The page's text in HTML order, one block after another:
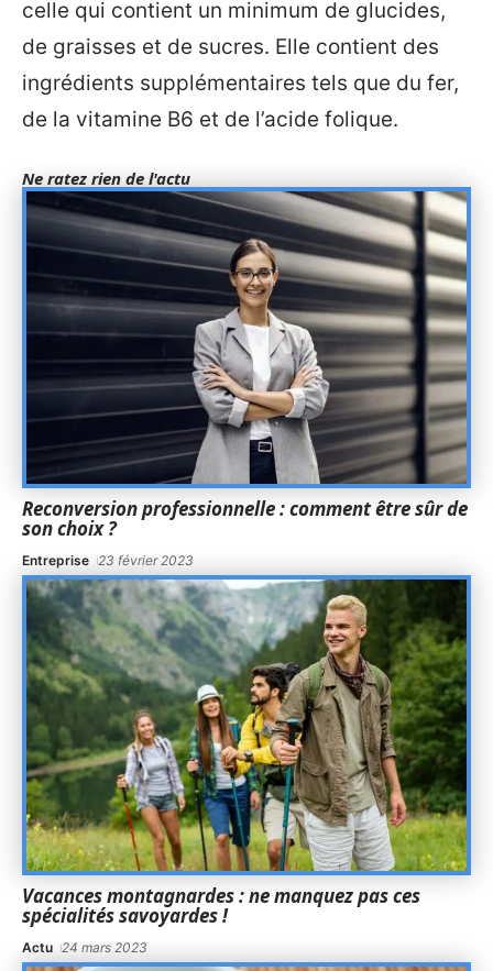
celle qui contient un minimum de glucides,
de graisses et de sucres. Elle contient des
ingrédients supplémentaires tels que du fer,
de la vitamine B6 et de l’acide folique.
Ne ratez rien de l'actu
Reconversion professionnelle : comment être sûr de
son choix ?
Entreprise 23 février 2023
Vacances montagnardes : ne manquez pas ces
spécialités savoyardes !
Actu 24 mars 2023